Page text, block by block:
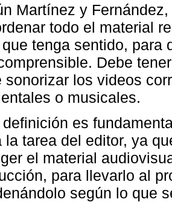
Martínez y
todo el material
tenga sentido, para
Debe
sonorizar los videos
o musicales.
definición es
la tarea del editor, ya
el material
para llevarlo al
según lo que